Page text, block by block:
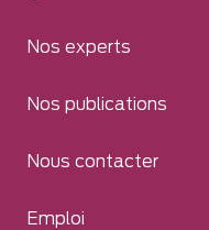
Nos experts
Nos publications
Nous contacter
Emploi